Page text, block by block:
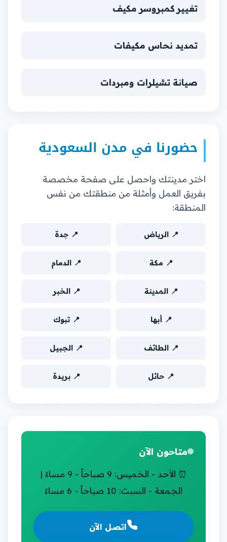
تغيير كمبروسر مكيف
تمديد نحاس مكيفات
صيانة تشيلرات ومبردات
حضورنا في مدن السعودية
اختر مدينتك واحصل على صفحة مخصصة
بفريق العمل وأمثلة من منطقتك من نفس
المنطقة:
📍 الرياض 📍 جدة
📍 مكة 📍 الدمام
📍 المدينة 📍 الخبر
📍 أبها 📍 تبوك
📍 الطائف 📍 الجبيل
📍 حائل 📍 بريدة
متاحون الآن
⏰ الأحد - الخميس: 9 صباحاً - 9 مساءً |
الجمعة - السبت: 10 صباحاً - 6 مساءً
اتصل الآن